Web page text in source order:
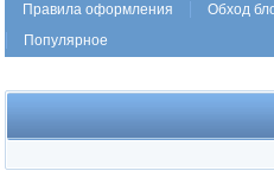
Правила оформления
Обход
Популярное